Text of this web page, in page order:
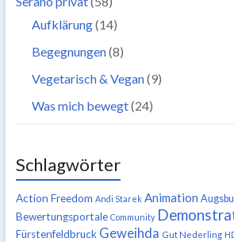
Aufklärung(14)
Begegnungen(8)
Vegetarisch & Vegan(9)
Was mich bewegt(24)
Schlagwörter
Action Freedom Andi Starek Animation
Bewertungsportale Community
Fürstenfeldbruck Geweihda Gut Nederling